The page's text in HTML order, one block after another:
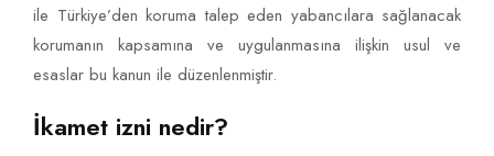
ile Türkiye’den koruma talep eden yabancılara sağlanacak
korumanın kapsamına ve uygulanmasına ilişkin usul ve
esaslar bu kanun ile düzenlenmiştir.
İkamet izni nedir?